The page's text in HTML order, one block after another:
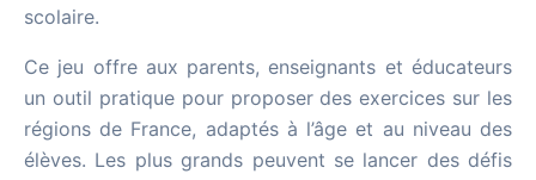
scolaire.
Ce jeu offre aux parents, enseignants et éducateurs
un outil pratique pour proposer des exercices sur les
régions de France, adaptés à l’âge et au niveau des
élèves. Les plus grands peuvent se lancer des défis